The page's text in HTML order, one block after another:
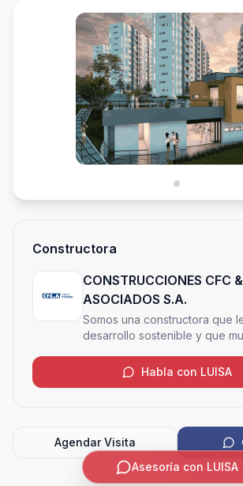
Constructora
CONSTRUCCIONES CFC &
ASOCIADOS S.A.
Somos una constructora que
desarrollo sostenible y que
forma amigable con el medio
Habla con LUISA
Agendar Visita
Asesoría con LUISA